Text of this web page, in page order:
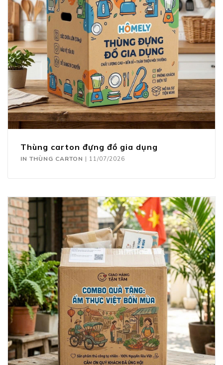
Thùng carton đựng đồ gia dụng
IN THÙNG CARTON | 11/07/2026